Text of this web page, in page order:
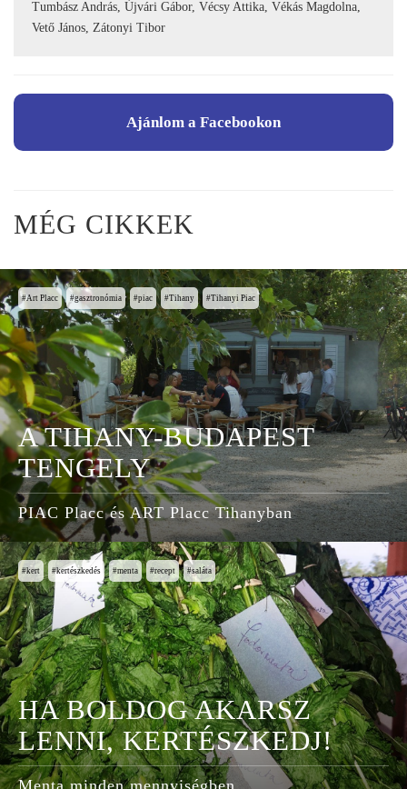
Tumbász András, Újvári Gábor, Vécsy Attika, Vékás Magdolna,
Vető János, Zátonyi Tibor
Ajánlom a Facebookon
MÉG CIKKEK
Art Placc gasztronómia piac Tihany Tihanyi Piac
A TIHANY-BUDAPEST
TENGELY
PIAC Placc és ART Placc Tihanyban
kert kertészkedés menta recept saláta
HA BOLDOG AKARSZ
LENNI, KERTÉSZKEDJ!
Menta minden mennyiségben